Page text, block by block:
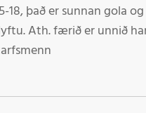
það er sunnan gola
Ath. færið er unnið